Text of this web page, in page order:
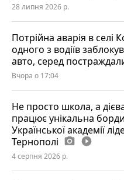
28 липня 2026 р.
Потрійна аварія в селі
одного з водіїв
авто, серед
Вчора о 17:04
Не просто школа, а
працює унікальна
Української академії
Тернополі photo_camera play_circle_filled
4 серпня 2026 р.